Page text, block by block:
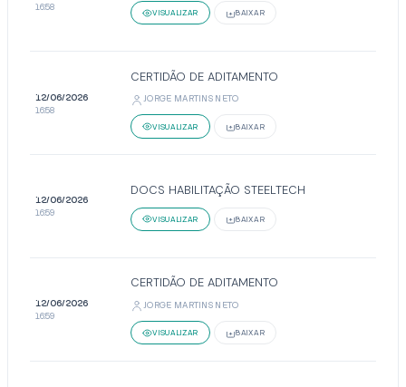
16:58
VISUALIZAR BAIXAR
12/06/2026
16:58
CERTIDÃO DE ADITAMENTO
JORGE MARTINS NETO
VISUALIZAR BAIXAR
12/06/2026
16:59
DOCS HABILITAÇÃO STEELTECH
VISUALIZAR BAIXAR
12/06/2026
16:59
CERTIDÃO DE ADITAMENTO
JORGE MARTINS NETO
VISUALIZAR BAIXAR